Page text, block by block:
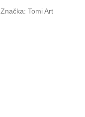
Značka: Tomi Art